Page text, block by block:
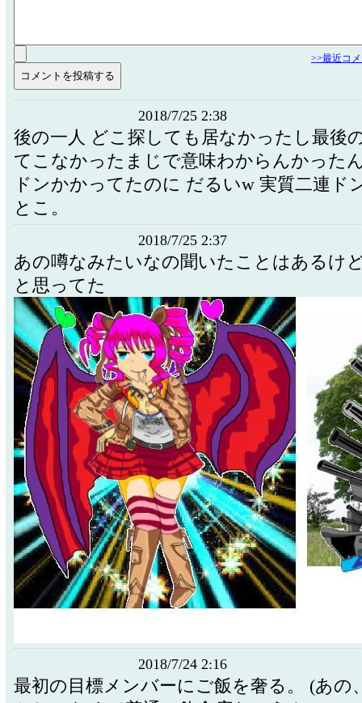
>>最近コ
2018/7/25 2:38
後の一人 どこ探しても居なかったし最後
てこなかったまじで意味わからんかった
ドンかかってたのに だるいw 実質二連ド
とこ。
2018/7/25 2:37
あの噂なみたいなの聞いたことはあるけ
と思ってた
2018/7/24 2:16
最初の目標メンバーにご飯を奢る。 (あの